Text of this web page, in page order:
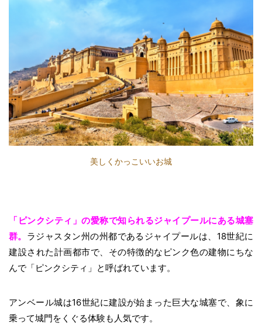
美しくかっこいいお城
「ピンクシティ」の愛称で知られるジャイプールにある城塞
群。 ラジャスタン州の州都であるジャイプールは、18世紀に
建設された計画都市で、その特徴的なピンク色の建物にちな
んで「ピンクシティ」と呼ばれています。
アンベール城は16世紀に建設が始まった巨大な城塞で、象に
乗って城門をくぐる体験も人気です。